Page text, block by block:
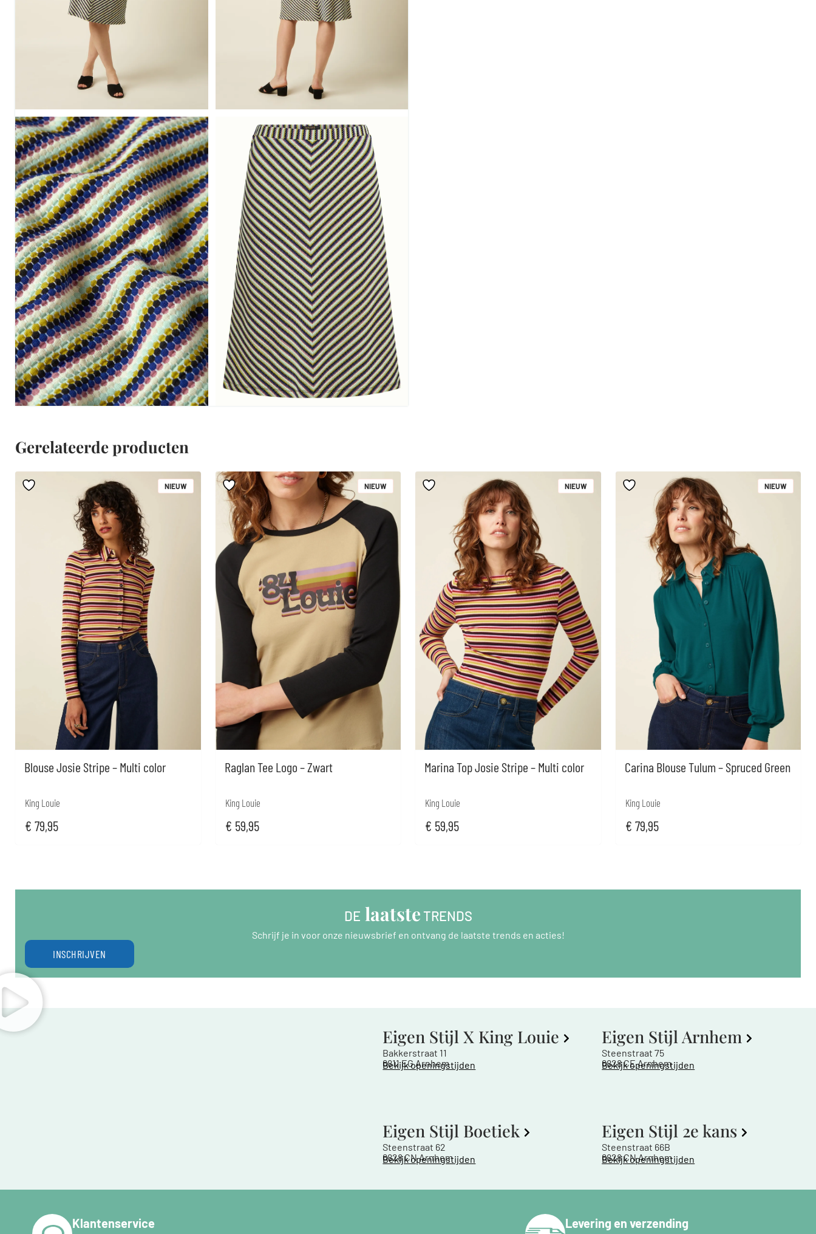
Gerelateerde producten
Blouse Josie Stripe – Multi color
King Louie
€ 79,95
NIEUW
Raglan Tee Logo – Zwart
King Louie
€ 59,95
NIEUW
Marina Top Josie Stripe – Multi color
King Louie
€ 59,95
NIEUW
Carina Blouse Tulum – Spruced Green
King Louie
€ 79,95
NIEUW
DE laatste TRENDS
Schrijf je in voor onze nieuwsbrief en ontvang de laatste trends en acties!
INSCHRIJVEN
Eigen Stijl X King Louie
Bakkerstraat 11
6811 EG Arnhem
Bekijk openingstijden
Eigen Stijl Arnhem
Steenstraat 75
6828 CE Arnhem
Bekijk openingstijden
Eigen Stijl Boetiek
Steenstraat 62
6828 CN Arnhem
Bekijk openingstijden
Eigen Stijl 2e kans
Steenstraat 66B
6828 CN Arnhem
Bekijk openingstijden
Klantenservice
Levering en verzending